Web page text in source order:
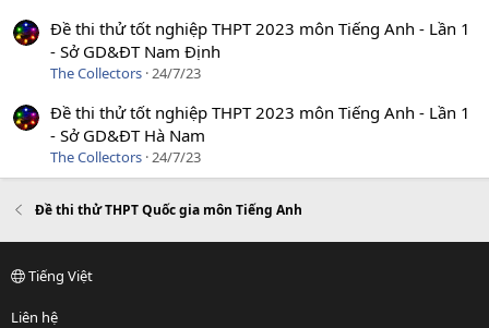
Đề thi thử tốt nghiệp THPT 2023 môn Tiếng Anh - Lần 1
- Sở GD&ĐT Nam Định
The Collectors 24/7/23
Đề thi thử tốt nghiệp THPT 2023 môn Tiếng Anh - Lần 1
- Sở GD&ĐT Hà Nam
The Collectors 24/7/23
Đề thi thử THPT Quốc gia môn Tiếng Anh
Tiếng Việt
Liên hệ